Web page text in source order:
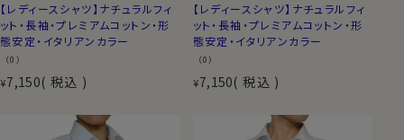
【レディースシャツ】ナチュラルフィ
ット・長袖・プレミアムコットン・形
態安定・イタリアンカラー
（0）
¥7,150 税込
【レディースシャツ】ナチュラルフィ
ット・長袖・プレミアムコットン・形
態安定・イタリアンカラー
（0）
¥7,150 税込